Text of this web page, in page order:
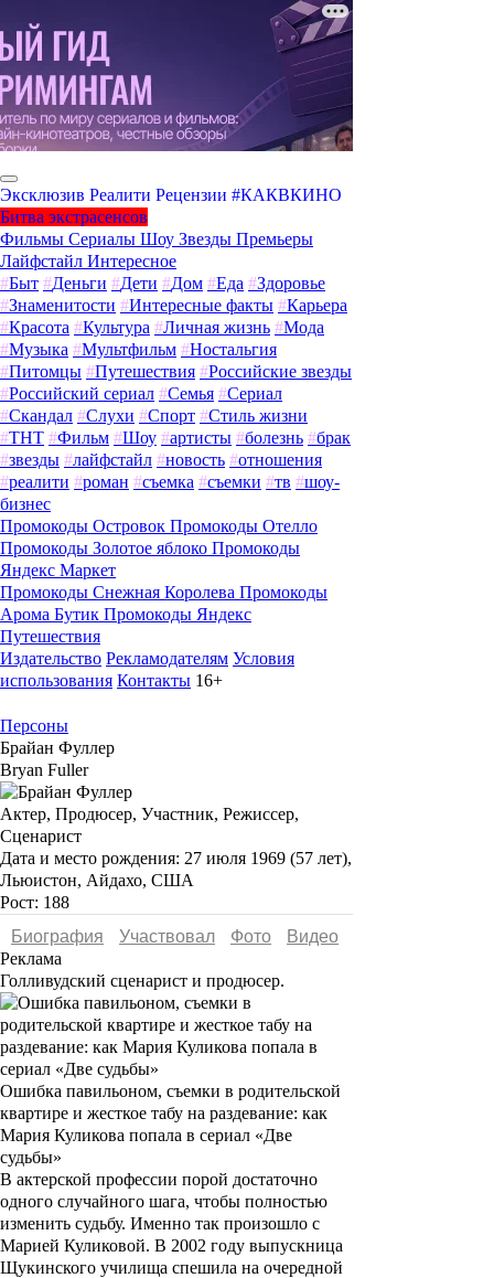
Эксклюзив Реалити Рецензии #КАКВКИНО
Битва экстрасенсов
Фильмы Сериалы Шоу Звезды Премьеры
Лайфстайл Интересное
#Быт #Деньги #Дети #Дом #Еда #Здоровье
#Знаменитости #Интересные факты #Карьера
#Красота #Культура #Личная жизнь #Мода
#Музыка #Мультфильм #Ностальгия
#Питомцы #Путешествия #Российские звезды
#Российский сериал #Семья #Сериал
#Скандал #Слухи #Спорт #Стиль жизни
#ТНТ #Фильм #Шоу #артисты #болезнь #брак
#звезды #лайфстайл #новость #отношения
#реалити #роман #съемка #съемки #тв #шоу-
бизнес
Промокоды Островок Промокоды Отелло
Промокоды Золотое яблоко Промокоды
Яндекс Маркет
Промокоды Снежная Королева Промокоды
Арома Бутик Промокоды Яндекс
Путешествия
Издательство Рекламодателям Условия
использования Контакты 16+
Персоны
Брайан Фуллер
Bryan Fuller
Актер, Продюсер, Участник, Режиссер,
Сценарист
Дата и место рождения: 27 июля 1969 (57 лет),
Льюистон, Айдахо, США
Рост: 188
Биография
Участвовал Фото
Видеo
Реклама
Голливудский сценарист и продюсер.
Ошибка павильоном, съемки в родительской
квартире и жесткое табу на раздевание: как
Мария Куликова попала в сериал «Две
судьбы»
В актерской профессии порой достаточно
одного случайного шага, чтобы полностью
изменить судьбу. Именно так произошло с
Марией Куликовой. В 2002 году выпускница
Щукинского училища спешила на очередной